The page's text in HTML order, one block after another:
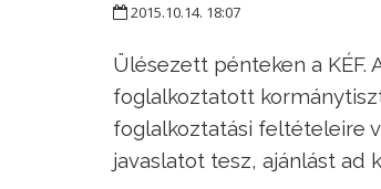
2015.10.14. 18:07
Ülésezett pénteken a KÉF.
foglalkoztatott
foglalkoztatási feltételeire
javaslatot tesz, ajánlást ad